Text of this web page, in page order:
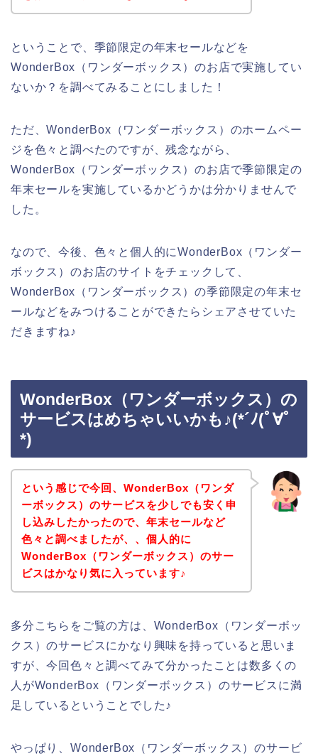
ということで、季節限定の年末セールなどを
WonderBox（ワンダーボックス）のお店で実施してい
ないか？を調べてみることにしました！
ただ、WonderBox（ワンダーボックス）のホームペー
ジを色々と調べたのですが、残念ながら、
WonderBox（ワンダーボックス）のお店で季節限定の
年末セールを実施しているかどうかは分かりませんで
した。
なので、今後、色々と個人的にWonderBox（ワンダー
ボックス）のお店のサイトをチェックして、
WonderBox（ワンダーボックス）の季節限定の年末セ
ールなどをみつけることができたらシェアさせていた
だきますね♪
WonderBox（ワンダーボックス）の
サービスはめちゃいいかも♪(*´ﾉ(ﾟ∀ﾟ
*)
という感じで今回、WonderBox（ワンダ
ーボックス）のサービスを少しでも安く申
し込みしたかったので、年末セールなど
色々と調べましたが、、個人的に
WonderBox（ワンダーボックス）のサー
ビスはかなり気に入っています♪
多分こちらをご覧の方は、WonderBox（ワンダーボッ
クス）のサービスにかなり興味を持っていると思いま
すが、今回色々と調べてみて分かったことは数多くの
人がWonderBox（ワンダーボックス）のサービスに満
足しているということでした♪
やっぱり、WonderBox（ワンダーボックス）のサービ